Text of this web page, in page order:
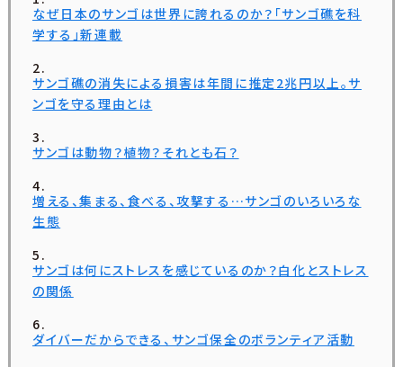
なぜ日本のサンゴは世界に誇れるのか？「サンゴ礁を科
学する」新連載
サンゴ礁の消失による損害は年間に推定2兆円以上。サ
ンゴを守る理由とは
サンゴは動物？植物？それとも石？
増える、集まる、食べる、攻撃する…サンゴのいろいろな
生態
サンゴは何にストレスを感じているのか？白化とストレス
の関係
ダイバーだからできる、サンゴ保全のボランティア活動